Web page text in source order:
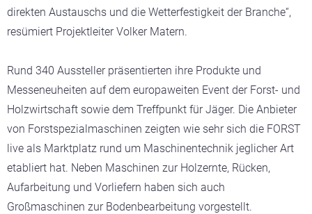
direkten Austauschs und die Wetterfestigkeit der Branche“,
resümiert Projektleiter Volker Matern.
Rund 340 Aussteller präsentierten ihre Produkte und
Messeneuheiten auf dem europaweiten Event der Forst- und
Holzwirtschaft sowie dem Treffpunkt für Jäger. Die Anbieter
von Forstspezialmaschinen zeigten wie sehr sich die FORST
live als Marktplatz rund um Maschinentechnik jeglicher Art
etabliert hat. Neben Maschinen zur Holzernte, Rücken,
Aufarbeitung und Vorliefern haben sich auch
Großmaschinen zur Bodenbearbeitung vorgestellt.